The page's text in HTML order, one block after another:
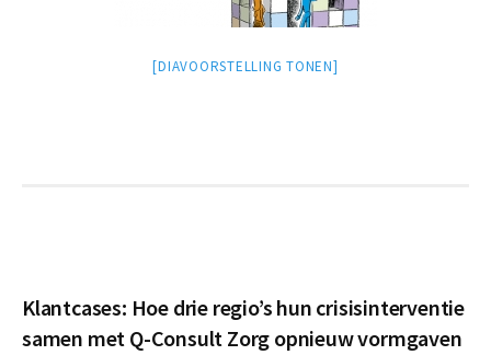
[DIAVOORSTELLING TONEN]
Klantcases: Hoe drie regio’s hun crisisinterventie
samen met Q-Consult Zorg opnieuw vormgaven